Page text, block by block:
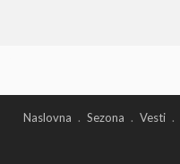
Naslovna Sezona Vesti